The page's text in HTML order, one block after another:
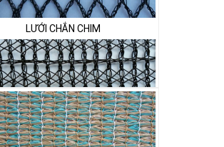
LƯỚI CHẮN CHIM